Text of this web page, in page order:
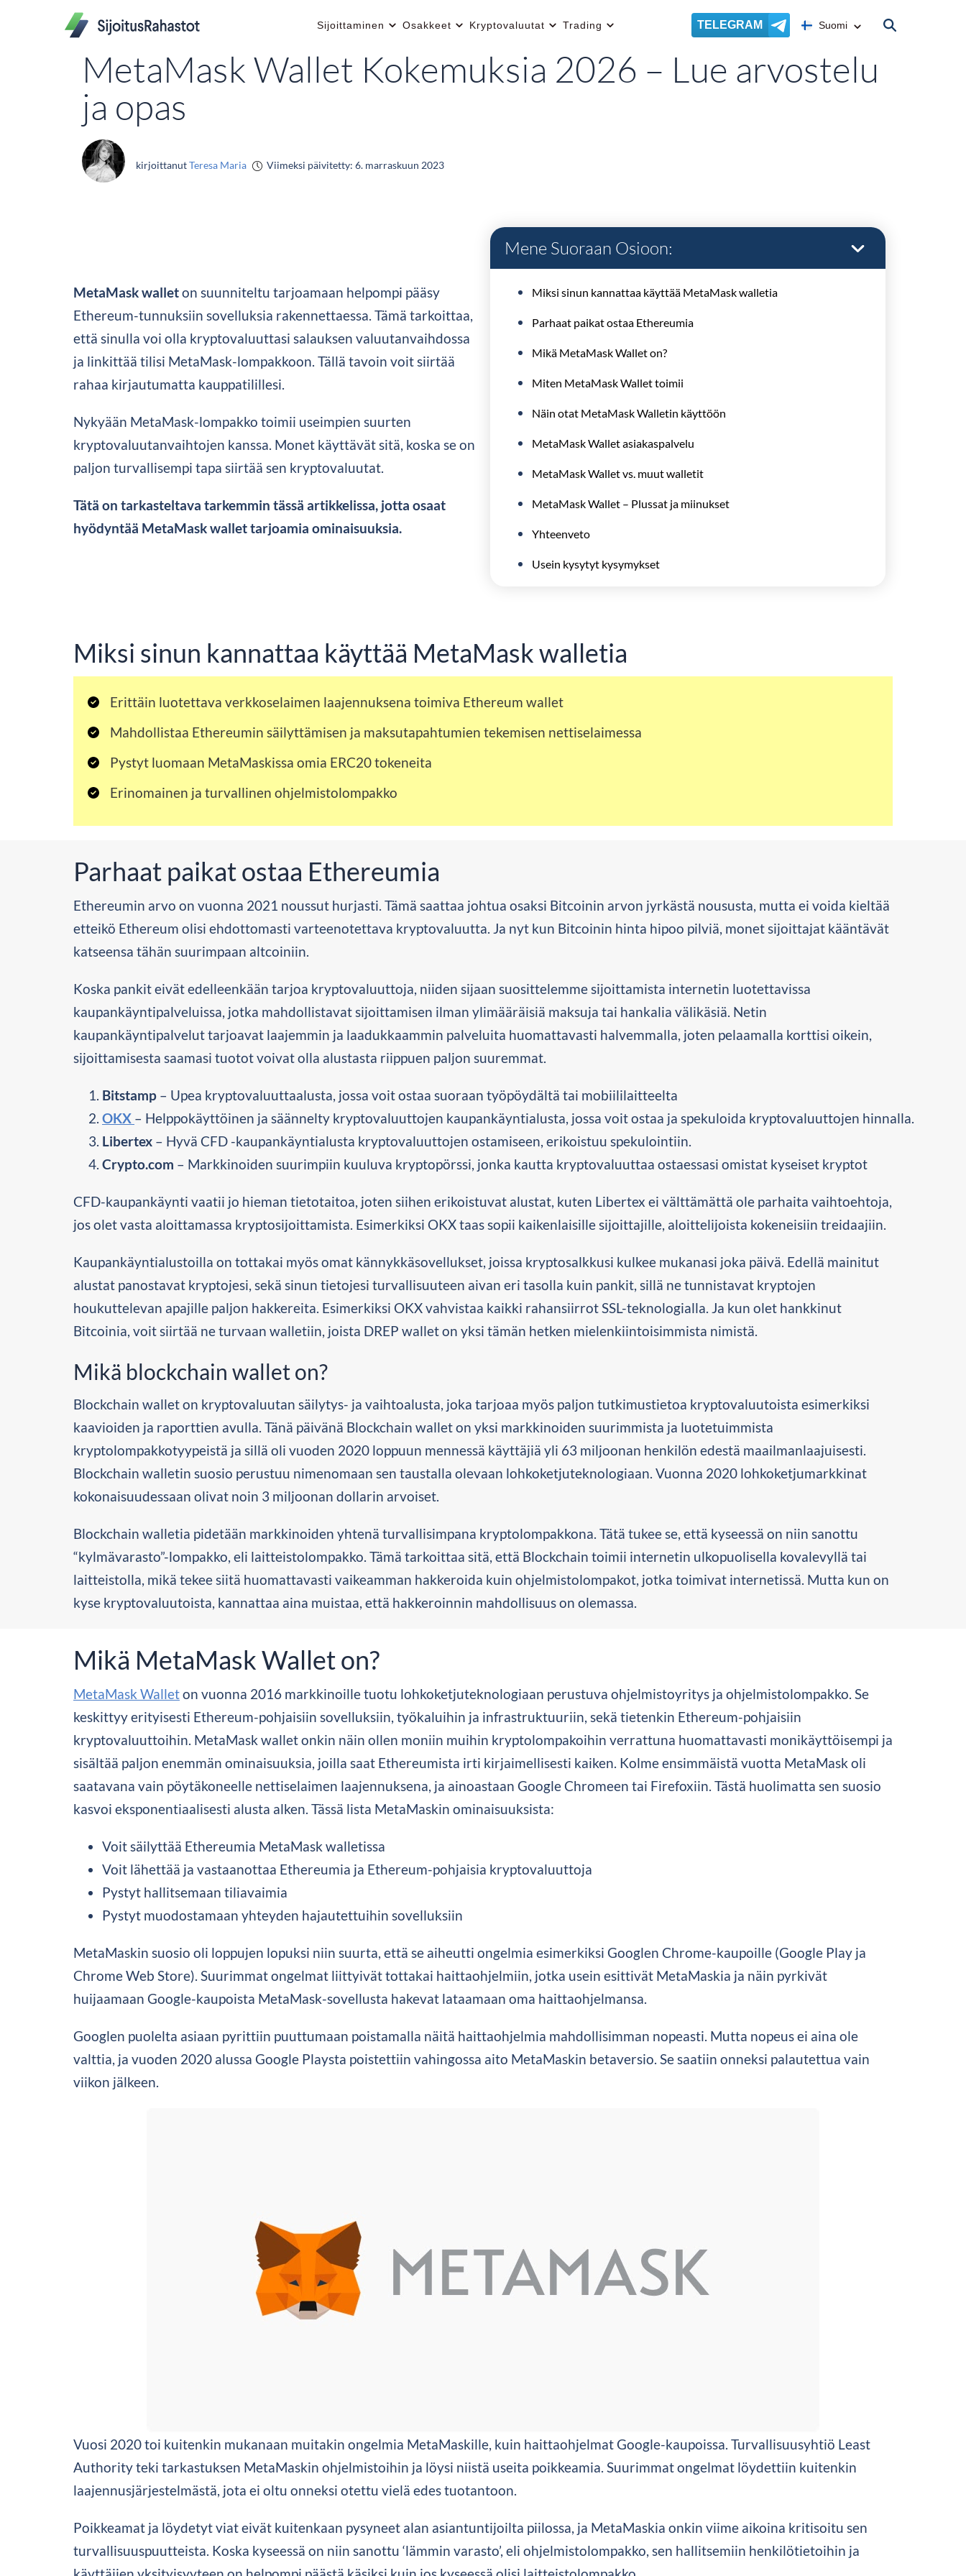
Sijoittaminen Osakkeet Kryptovaluutat Trading TELEGRAM Suomi
MetaMask Wallet Kokemuksia 2026 – Lue arvostelu
ja opas
kirjoittanutTeresa Maria Viimeksi päivitetty: 6. marraskuun 2023
MetaMask walleton suunniteltu tarjoamaan helpompi pääsy
Ethereum-tunnuksiin sovelluksia rakennettaessa. Tämä tarkoittaa,
että sinulla voi olla kryptovaluuttasi salauksen valuutanvaihdossa
ja linkittää tilisi MetaMask-lompakkoon. Tällä tavoin voit siirtää
rahaa kirjautumatta kauppatilillesi.
Nykyään MetaMask-lompakko toimii useimpien suurten
kryptovaluutanvaihtojen kanssa. Monet käyttävät sitä, koska se on
paljon turvallisempi tapa siirtää sen kryptovaluutat.
Tätä on tarkasteltava tarkemmin tässä artikkelissa, jotta osaat
hyödyntää MetaMask wallet tarjoamia ominaisuuksia.
Mene Suoraan Osioon:
Miksi sinun kannattaa käyttää MetaMask walletia
Parhaat paikat ostaa Ethereumia
Mikä MetaMask Wallet on?
Miten MetaMask Wallet toimii
Näin otat MetaMask Walletin käyttöön
MetaMask Wallet asiakaspalvelu
MetaMask Wallet vs. muut walletit
MetaMask Wallet – Plussat ja miinukset
Yhteenveto
Usein kysytyt kysymykset
Miksi sinun kannattaa käyttää MetaMask walletia
Erittäin luotettava verkkoselaimen laajennuksena toimiva Ethereum wallet
Mahdollistaa Ethereumin säilyttämisen ja maksutapahtumien tekemisen nettiselaimessa
Pystyt luomaan MetaMaskissa omia ERC20 tokeneita
Erinomainen ja turvallinen ohjelmistolompakko
Parhaat paikat ostaa Ethereumia
Ethereumin arvo on vuonna 2021 noussut hurjasti. Tämä saattaa johtua osaksi Bitcoinin arvon jyrkästä noususta, mutta ei voida kieltää
etteikö Ethereum olisi ehdottomasti varteenotettava kryptovaluutta. Ja nyt kun Bitcoinin hinta hipoo pilviä, monet sijoittajat kääntävät
katseensa tähän suurimpaan altcoiniin.
Koska pankit eivät edelleenkään tarjoa kryptovaluuttoja, niiden sijaan suosittelemme sijoittamista internetin luotettavissa
kaupankäyntipalveluissa, jotka mahdollistavat sijoittamisen ilman ylimääräisiä maksuja tai hankalia välikäsiä. Netin
kaupankäyntipalvelut tarjoavat laajemmin ja laadukkaammin palveluita huomattavasti halvemmalla, joten pelaamalla korttisi oikein,
sijoittamisesta saamasi tuotot voivat olla alustasta riippuen paljon suuremmat.
Bitstamp – Upea kryptovaluuttaalusta, jossa voit ostaa suoraan työpöydältä tai mobiililaitteelta
OKX – Helppokäyttöinen ja säännelty kryptovaluuttojen kaupankäyntialusta, jossa voit ostaa ja spekuloida kryptovaluuttojen hinnalla.
Libertex – Hyvä CFD -kaupankäyntialusta kryptovaluuttojen ostamiseen, erikoistuu spekulointiin.
Crypto.com – Markkinoiden suurimpiin kuuluva kryptopörssi, jonka kautta kryptovaluuttaa ostaessasi omistat kyseiset kryptot
CFD-kaupankäynti vaatii jo hieman tietotaitoa, joten siihen erikoistuvat alustat, kuten Libertex ei välttämättä ole parhaita vaihtoehtoja,
jos olet vasta aloittamassa kryptosijoittamista. Esimerkiksi OKX taas sopii kaikenlaisille sijoittajille, aloittelijoista kokeneisiin treidaajiin.
Kaupankäyntialustoilla on tottakai myös omat kännykkäsovellukset, joissa kryptosalkkusi kulkee mukanasi joka päivä. Edellä mainitut
alustat panostavat kryptojesi, sekä sinun tietojesi turvallisuuteen aivan eri tasolla kuin pankit, sillä ne tunnistavat kryptojen
houkuttelevan apajille paljon hakkereita. Esimerkiksi OKX vahvistaa kaikki rahansiirrot SSL-teknologialla. Ja kun olet hankkinut
Bitcoinia, voit siirtää ne turvaan walletiin, joista DREP wallet on yksi tämän hetken mielenkiintoisimmista nimistä.
Mikä blockchain wallet on?
Blockchain wallet on kryptovaluutan säilytys- ja vaihtoalusta, joka tarjoaa myös paljon tutkimustietoa kryptovaluutoista esimerkiksi
kaavioiden ja raporttien avulla. Tänä päivänä Blockchain wallet on yksi markkinoiden suurimmista ja luotetuimmista
kryptolompakkotyypeistä ja sillä oli vuoden 2020 loppuun mennessä käyttäjiä yli 63 miljoonan henkilön edestä maailmanlaajuisesti.
Blockchain walletin suosio perustuu nimenomaan sen taustalla olevaan lohkoketjuteknologiaan. Vuonna 2020 lohkoketjumarkkinat
kokonaisuudessaan olivat noin 3 miljoonan dollarin arvoiset.
Blockchain walletia pidetään markkinoiden yhtenä turvallisimpana kryptolompakkona. Tätä tukee se, että kyseessä on niin sanottu
“kylmävarasto”-lompakko, eli laitteistolompakko. Tämä tarkoittaa sitä, että Blockchain toimii internetin ulkopuolisella kovalevyllä tai
laitteistolla, mikä tekee siitä huomattavasti vaikeamman hakkeroida kuin ohjelmistolompakot, jotka toimivat internetissä. Mutta kun on
kyse kryptovaluutoista, kannattaa aina muistaa, että hakkeroinnin mahdollisuus on olemassa.
Mikä MetaMask Wallet on?
MetaMask Walleton vuonna 2016 markkinoille tuotu lohkoketjuteknologiaan perustuva ohjelmistoyritys ja ohjelmistolompakko. Se
keskittyy erityisesti Ethereum-pohjaisiin sovelluksiin, työkaluihin ja infrastruktuuriin, sekä tietenkin Ethereum-pohjaisiin
kryptovaluuttoihin. MetaMask wallet onkin näin ollen moniin muihin kryptolompakoihin verrattuna huomattavasti monikäyttöisempi ja
sisältää paljon enemmän ominaisuuksia, joilla saat Ethereumista irti kirjaimellisesti kaiken. Kolme ensimmäistä vuotta MetaMask oli
saatavana vain pöytäkoneelle nettiselaimen laajennuksena, ja ainoastaan Google Chromeen tai Firefoxiin. Tästä huolimatta sen suosio
kasvoi eksponentiaalisesti alusta alken. Tässä lista MetaMaskin ominaisuuksista:
Voit säilyttää Ethereumia MetaMask walletissa
Voit lähettää ja vastaanottaa Ethereumia ja Ethereum-pohjaisia kryptovaluuttoja
Pystyt hallitsemaan tiliavaimia
Pystyt muodostamaan yhteyden hajautettuihin sovelluksiin
MetaMaskin suosio oli loppujen lopuksi niin suurta, että se aiheutti ongelmia esimerkiksi Googlen Chrome-kaupoille (Google Play ja
Chrome Web Store). Suurimmat ongelmat liittyivät tottakai haittaohjelmiin, jotka usein esittivät MetaMaskia ja näin pyrkivät
huijaamaan Google-kaupoista MetaMask-sovellusta hakevat lataamaan oma haittaohjelmansa.
Googlen puolelta asiaan pyrittiin puuttumaan poistamalla näitä haittaohjelmia mahdollisimman nopeasti. Mutta nopeus ei aina ole
valttia, ja vuoden 2020 alussa Google Playsta poistettiin vahingossa aito MetaMaskin betaversio. Se saatiin onneksi palautettua vain
viikon jälkeen.
Vuosi 2020 toi kuitenkin mukanaan muitakin ongelmia MetaMaskille, kuin haittaohjelmat Google-kaupoissa. Turvallisuusyhtiö Least
Authority teki tarkastuksen MetaMaskin ohjelmistoihin ja löysi niistä useita poikkeamia. Suurimmat ongelmat löydettiin kuitenkin
laajennusjärjestelmästä, jota ei oltu onneksi otettu vielä edes tuotantoon.
Poikkeamat ja löydetyt viat eivät kuitenkaan pysyneet alan asiantuntijoilta piilossa, ja MetaMaskia onkin viime aikoina kritisoitu sen
turvallisuuspuutteista. Koska kyseessä on niin sanottu ‘lämmin varasto’, eli ohjelmistolompakko, sen hallitsemiin henkilötietoihin ja